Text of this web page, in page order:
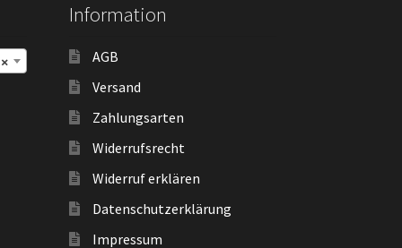
×
Information
AGB
Versand
Zahlungsarten
Widerrufsrecht
Widerruf erklären
Datenschutzerklärung
Impressum